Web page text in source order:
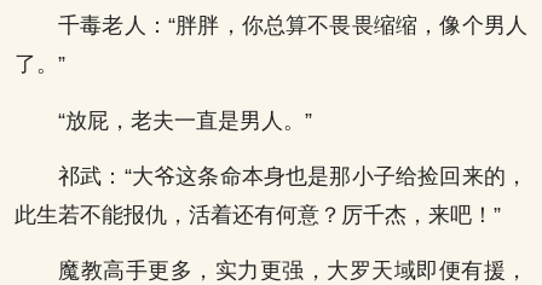
千毒老人：“胖胖，你总算不畏畏缩缩，像个男人
了。”
“放屁，老夫一直是男人。”
祁武：“大爷这条命本身也是那小子给捡回来的，
此生若不能报仇，活着还有何意？厉千杰，来吧！”
魔教高手更多，实力更强，大罗天域即便有援，